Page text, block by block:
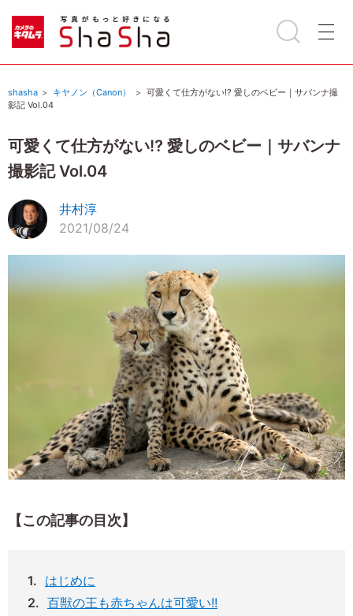
shasha キヤノン（Canon）
可愛くて仕方がない⁉ 愛しのベビー｜サバンナ撮
影記 Vol.04
可愛くて仕方がない⁉ 愛しのベビー｜サバンナ
撮影記 Vol.04
井村淳
2021/08/24
【この記事の目次】
はじめに
百獣の王も赤ちゃんは可愛い!!